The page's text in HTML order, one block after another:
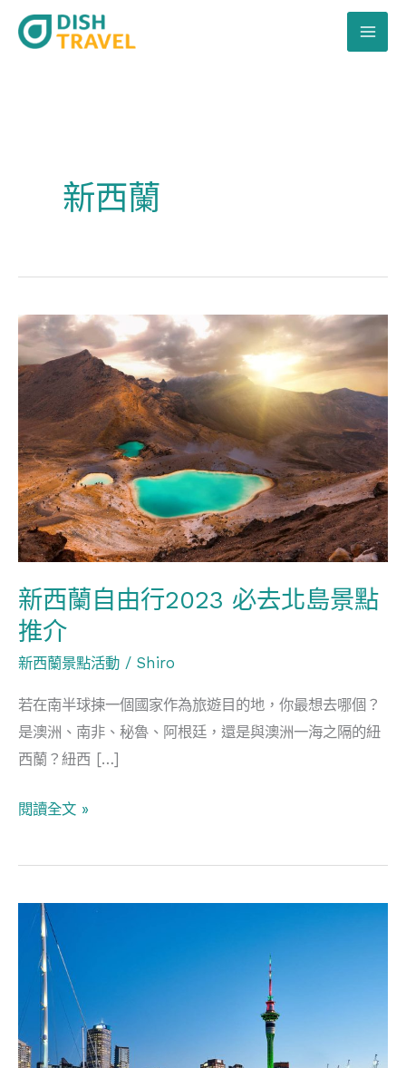
新西蘭
新西蘭自由行2023 必去北島景點
推介
新西蘭景點活動 / Shiro
若在南半球揀一個國家作為旅遊目的地，你最想去哪個？
是澳洲、南非、秘魯、阿根廷，還是與澳洲一海之隔的紐
西蘭？紐西 […]
新
西
蘭
自
由
行
2023
必
去
島
景
點
介
閱讀全文 »
開